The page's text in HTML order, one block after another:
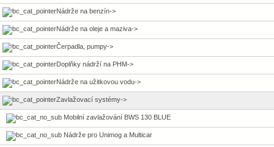
Nádrže na benzín->
Nádrže na oleje a maziva->
Čerpadla, pumpy->
Doplňky nádrží na PHM->
Nádrže na užitkovou vodu->
Zavlažovací systémy->
Mobilní zavlažování BWS 130 BLUE
Nádrže pro Unimog a Multicar